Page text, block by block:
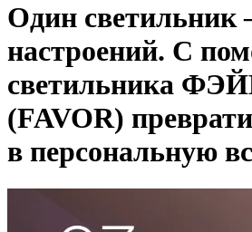
Один
настроений. С
светильника
(FAVOR)
в персональную